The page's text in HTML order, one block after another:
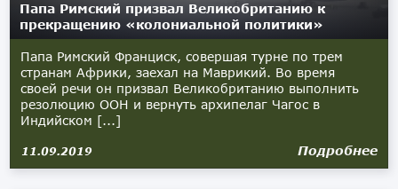
Папа Римский призвал Великобританию к
прекращению «колониальной политики»
Папа Римский Франциск, совершая турне по трем
странам Африки, заехал на Маврикий. Во время
своей речи он призвал Великобританию выполнить
резолюцию ООН и вернуть архипелаг Чагос в
Индийском [...]
11.09.2019 Подробнее